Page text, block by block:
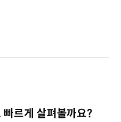
빠르게 살펴볼까요?